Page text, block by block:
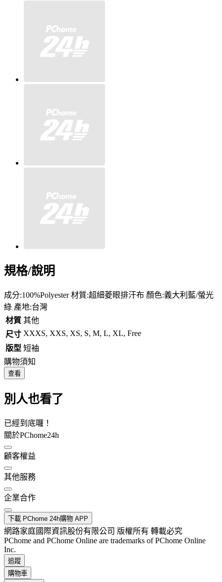
規格/說明
成分:100%Polyester 材質:超細菱眼排汗布 顏色:義大利藍/螢光
綠 產地:台灣
材質 其他
尺寸 XXXS, XXS, XS, S, M, L, XL, Free
版型 短袖
購物須知
查看
別人也看了
已經到底囉！
關於PChome24h
顧客權益
其他服務
企業合作
下載 PChome 24h購物 APP
網路家庭國際資訊股份有限公司 版權所有 轉載必究
PChome and PChome Online are trademarks of PChome Online
Inc.
追蹤
購物車